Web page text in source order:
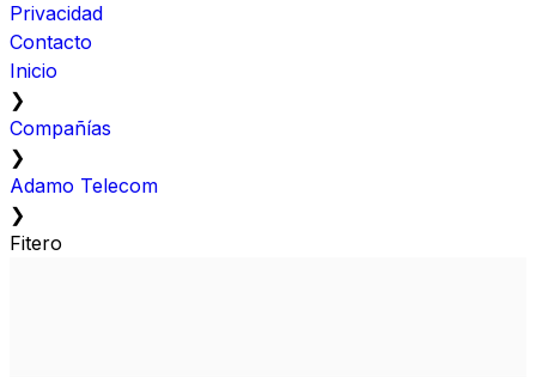
Privacidad
Contacto
Inicio
❯
Compañías
❯
Adamo Telecom
❯
Fitero